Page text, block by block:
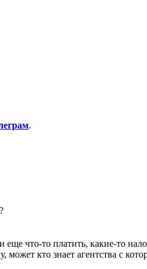
.
что-то платить, какие-то
кто знает агентства с